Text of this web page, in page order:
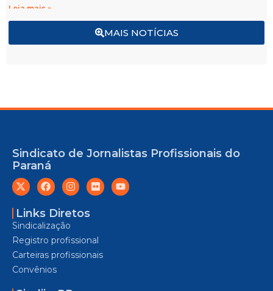
MAIS NOTÍCIAS
Leia mais »
Sindicato de Jornalistas Profissionais do
Paraná
Links Diretos
Sindicalização
Registro profissional
Carteiras profissionais
Convênios